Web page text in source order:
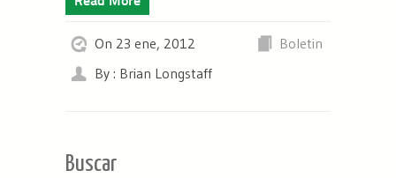
On 23 ene, 2012
Boletin
By : Brian Longstaff
Buscar